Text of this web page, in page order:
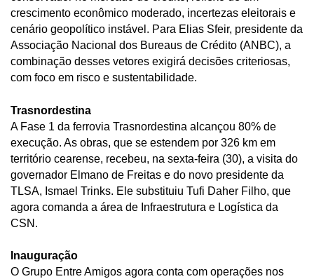
crescimento econômico moderado, incertezas eleitorais e
cenário geopolítico instável. Para Elias Sfeir, presidente da
Associação Nacional dos Bureaus de Crédito (ANBC), a
combinação desses vetores exigirá decisões criteriosas,
com foco em risco e sustentabilidade.
Trasnordestina
A Fase 1 da ferrovia Trasnordestina alcançou 80% de
execução. As obras, que se estendem por 326 km em
território cearense, recebeu, na sexta-feira (30), a visita do
governador Elmano de Freitas e do novo presidente da
TLSA, Ismael Trinks. Ele substituiu Tufi Daher Filho, que
agora comanda a área de Infraestrutura e Logística da
CSN.
Inauguração
O Grupo Entre Amigos agora conta com operações nos